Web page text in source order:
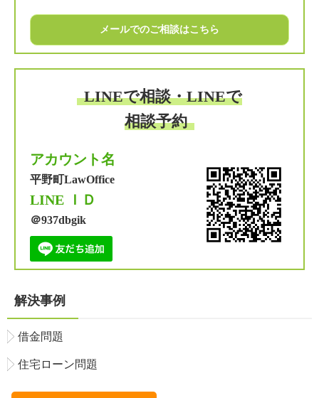
メールでのご相談はこちら
LINEで相談・LINEで
相談予約
アカウント名
平野町LawOffice
LINE ＩＤ
＠937dbgik
解決事例
借金問題
住宅ローン問題